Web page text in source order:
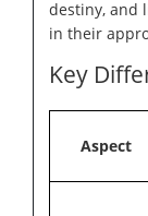
destiny, and
in their
Key
Aspect